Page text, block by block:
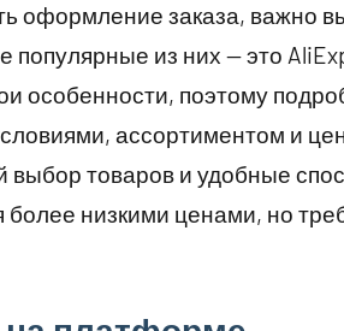
оформление заказа, важно
из них — это
особенности, поэтому
ассортиментом и
выбор товаров и удобные
более низкими ценами, но